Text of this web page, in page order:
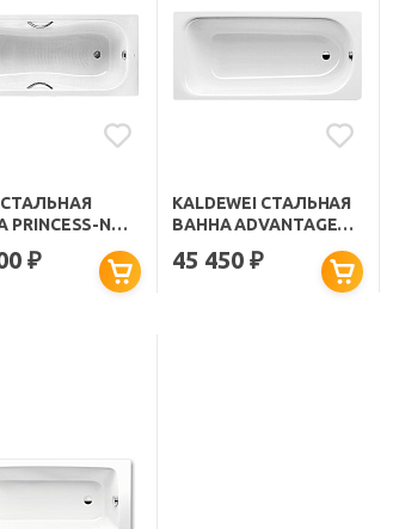
СТАЛЬНАЯ
PRINCESS-N
₽
KALDEWEI СТАЛЬНАЯ
ВАННА ADVANTAGE
SANIFORM PLUS 363-1
45 450 ₽